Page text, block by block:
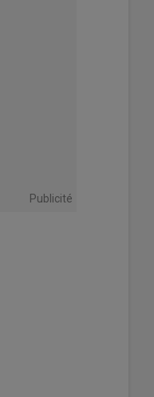
Publicité